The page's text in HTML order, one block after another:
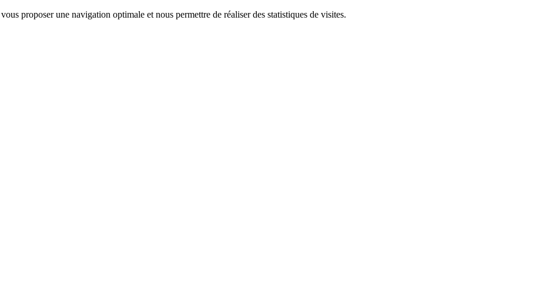
proposer une navigation optimale et nous permettre de réaliser des statistiques de visites.